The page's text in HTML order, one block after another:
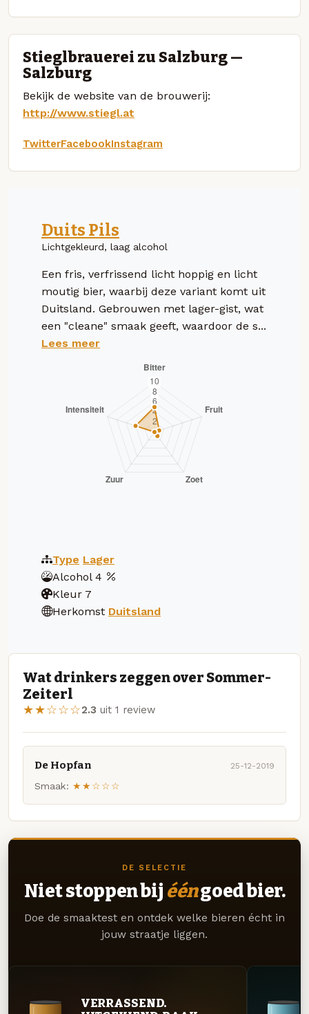
Stieglbrauerei zu Salzburg —
Salzburg
Bekijk de website van de brouwerij:
http://www.stiegl.at
TwitterFacebookInstagram
Duits Pils
Lichtgekleurd, laag alcohol
Een fris, verfrissend licht hoppig en licht
moutig bier, waarbij deze variant komt uit
Duitsland. Gebrouwen met lager-gist, wat
een "cleane" smaak geeft, waardoor de s...
Lees meer
Type Lager
Alcohol 4
Kleur 7
Herkomst Duitsland
Wat drinkers zeggen over Sommer-
Zeiterl
★★☆☆☆2.3 uit 1 review
De Hopfan 25-12-2019
Smaak: ★★☆☆☆
DE SELECTIE
Niet stoppen bij ééngoed bier.
Doe de smaaktest en ontdek welke bieren écht in
jouw straatje liggen.
VERRASSEND.